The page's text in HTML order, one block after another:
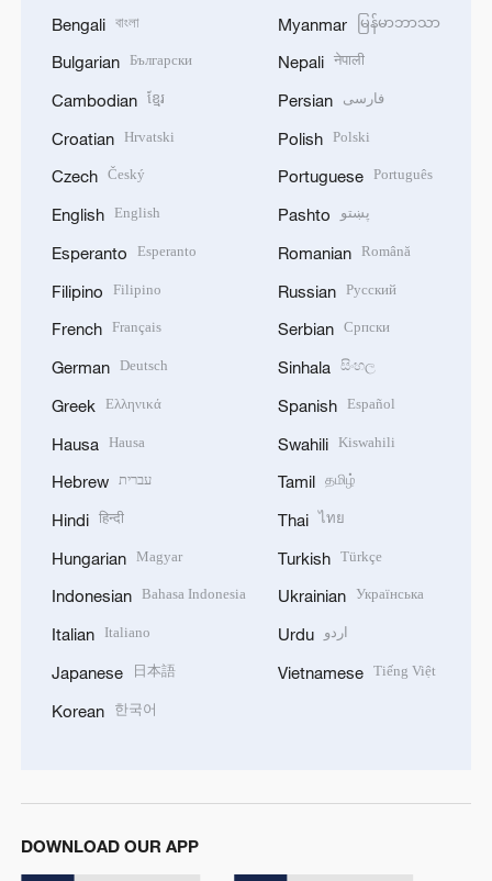
Bengali বাংলা
Bulgarian Български
Cambodian ខ្មែរ
Croatian Hrvatski
Czech Český
English English
Esperanto Esperanto
Filipino Filipino
French Français
German Deutsch
Greek Ελληνικά
Hausa Hausa
Hebrew עברית
Hindi हिन्दी
Hungarian Magyar
Indonesian Bahasa Indonesia
Italian Italiano
Japanese 日本語
Korean 한국어
Myanmar မြန်မာဘာသာ
Nepali नेपाली
Persian فارسی
Polish Polski
Portuguese Português
Pashto پښتو
Romanian Română
Russian Русский
Serbian Српски
Sinhala සිංහල
Spanish Español
Swahili Kiswahili
Tamil தமிழ்
Thai ไทย
Turkish Türkçe
Ukrainian Українська
Urdu اردو
Vietnamese Tiếng Việt
DOWNLOAD OUR APP